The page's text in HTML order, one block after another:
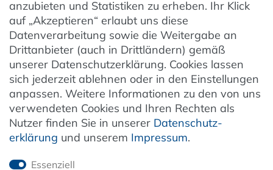
Barrierefreiheit
Hinweise zur Batterieentsorgung
Entsorgung von Elektro-Altgeräten
Vertrag widerrufen
Newsletter
Jetzt anmelden
anzubieten und Statistiken zu erheben. Ihr Klick
auf „Akzeptieren“ erlaubt uns diese
Datenverarbeitung sowie die Weitergabe an
Drittanbieter (auch in Drittländern) gemäß
unserer Datenschutzerklärung. Cookies lassen
sich jederzeit ablehnen oder in den Einstellungen
anpassen. Weitere Informationen zu den von uns
verwendeten Cookies und Ihren Rechten als
Nutzer finden Sie in unserer Daten­schutz­
erklärung und unserem Impressum.
Essenziell